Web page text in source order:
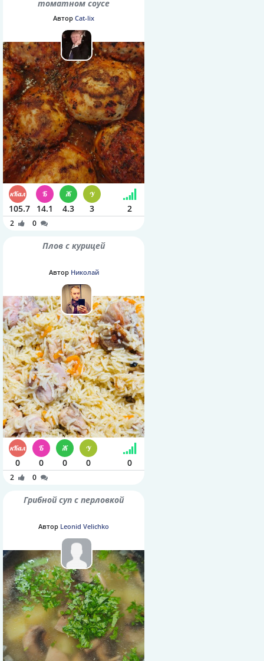
томатном соусе
Автор Cat-lix
105.7 14.1 4.3 3 2
2 0
Плов с курицей
Автор Николай
0 0 0 0 0
2 0
Грибной суп с перловкой
Автор Leonid Velichko